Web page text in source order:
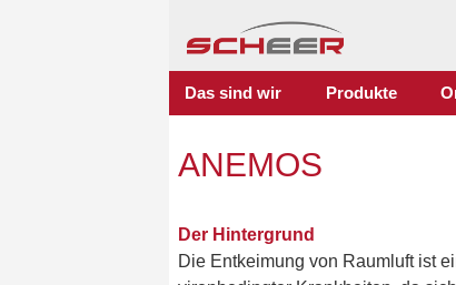
Das sind wir Produkte
ANEMOS
Der Hintergrund
Die Entkeimung von Raumluft ist